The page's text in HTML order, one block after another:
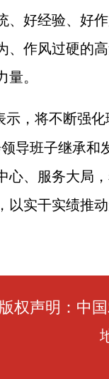
、好经验、好
、作风过硬的
量。
示，将不断强
导班子继承
心、 服务大局 ，
以实干实绩推
版权声明：中